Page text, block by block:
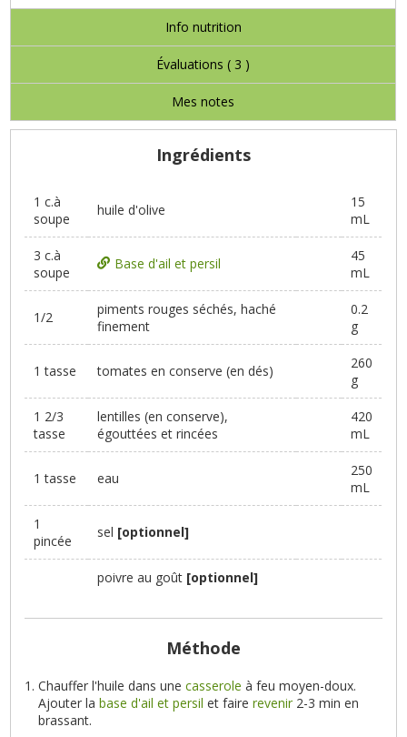
Info nutrition
Évaluations ( 3 )
Mes notes
Ingrédients
1 c.à
soupe
huile d'olive
15
mL
3 c.à
soupe
Base d'ail et persil
45
mL
1/2
piments rouges séchés, haché
finement
0.2
g
1 tasse tomates en conserve (en dés)
260
g
1 2/3
tasse
lentilles (en conserve),
égouttées et rincées
420
mL
1 tasse eau
250
mL
1
pincée
sel [optionnel]
poivre au goût [optionnel]
Méthode
Chauffer l'huile dans unecasserole à feu moyen-doux.
Ajouter labase d'ail et persil et fairerevenir 2-3 min en
brassant.